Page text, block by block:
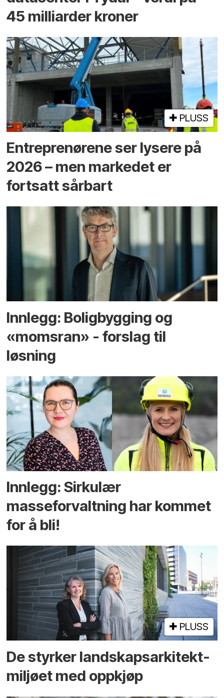
45 milliarder kroner
PLUSS
Entreprenørene ser lysere på
2026 – men markedet er
fortsatt sårbart
Innlegg: Boligbygging og
«momsran» - forslag til
løsning
Innlegg: Sirkulær
masseforvaltning har kommet
for å bli!
PLUSS
De styrker landskaps­arkitekt­
miljøet med oppkjøp